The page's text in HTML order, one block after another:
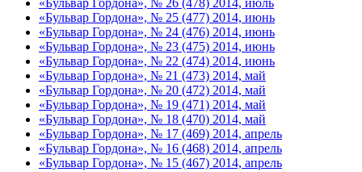
«Бульвар Гордона», № 25 (477) 2014, июнь
«Бульвар Гордона», № 24 (476) 2014, июнь
«Бульвар Гордона», № 23 (475) 2014, июнь
«Бульвар Гордона», № 22 (474) 2014, июнь
«Бульвар Гордона», № 21 (473) 2014, май
«Бульвар Гордона», № 20 (472) 2014, май
«Бульвар Гордона», № 19 (471) 2014, май
«Бульвар Гордона», № 18 (470) 2014, май
«Бульвар Гордона», № 17 (469) 2014, апрель
«Бульвар Гордона», № 16 (468) 2014, апрель
«Бульвар Гордона», № 15 (467) 2014, апрель